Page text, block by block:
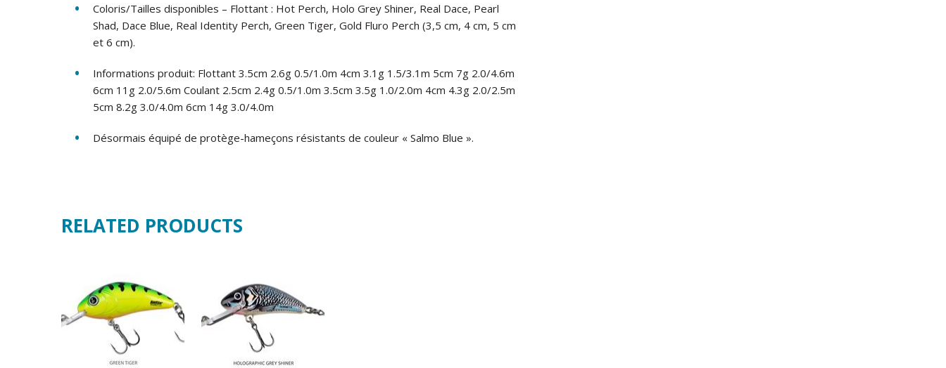
Coloris/Tailles disponibles – Flottant : Hot Perch, Holo Grey Shiner, Real Dace, Pearl
Shad, Dace Blue, Real Identity Perch, Green Tiger, Gold Fluro Perch (3,5 cm, 4 cm, 5 cm
et 6 cm).
Informations produit: Flottant 3.5cm 2.6g 0.5/1.0m 4cm 3.1g 1.5/3.1m 5cm 7g 2.0/4.6m
6cm 11g 2.0/5.6m Coulant 2.5cm 2.4g 0.5/1.0m 3.5cm 3.5g 1.0/2.0m 4cm 4.3g 2.0/2.5m
5cm 8.2g 3.0/4.0m 6cm 14g 3.0/4.0m
Désormais équipé de protège-hameçons résistants de couleur « Salmo Blue ».
RELATED PRODUCTS